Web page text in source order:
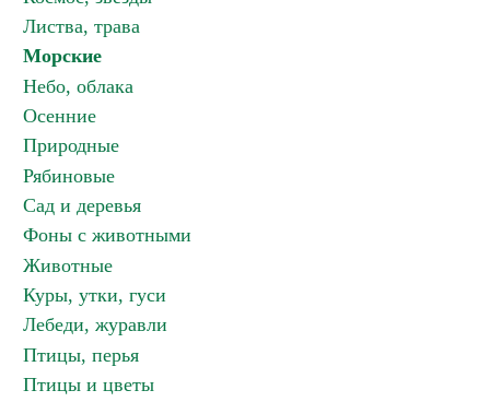
Листва, трава
Морские
Небо, облака
Осенние
Природные
Рябиновые
Сад и деревья
Фоны с животными
Животные
Куры, утки, гуси
Лебеди, журавли
Птицы, перья
Птицы и цветы